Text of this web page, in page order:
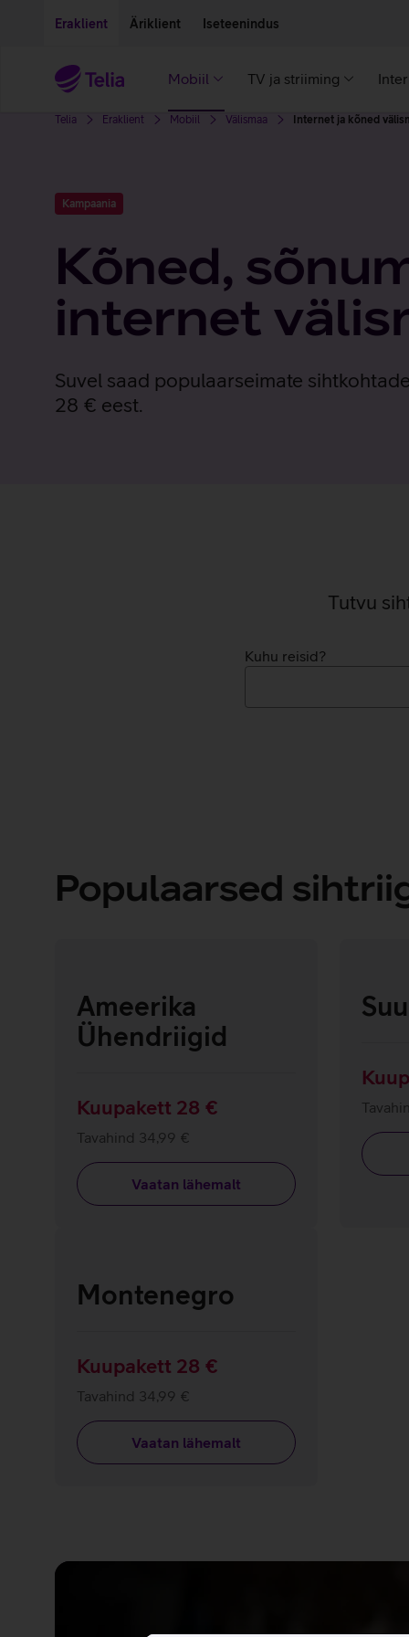
Eraklient Äriklient Iseteenindus
Mobiil TV ja striiming
Telia Eraklient Mobiil Välismaa Internet ja kõned
Kampaania
Kõned,
internet
Suvel saad populaarseimate
28 € eest.
Tutvu
Kuhu reisid?
Populaarsed
Ameerika
Ühendriigid
Kuupakett 28 €
Tavahind 34,99 €
Vaatan lähemalt
Montenegro
Kuupakett 28 €
Tavahind 34,99 €
Vaatan lähemalt